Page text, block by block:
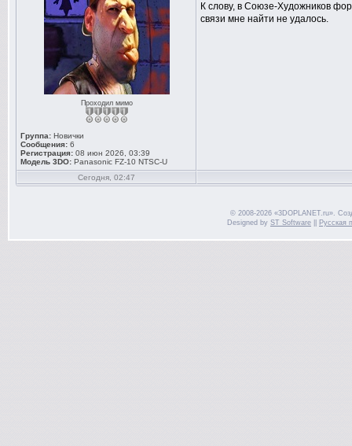
Проходил мимо
Группа: Новички
Сообщения: 6
Регистрация: 08 июн 2026, 03:39
Модель 3DO: Panasonic FZ-10 NTSC-U
К слову, в Союзе-Художников
связи мне найти не удалось.
Сегодня, 02:47
© 2008-2026 «3DOPLANET.ru».
Designed by ST Software Русская